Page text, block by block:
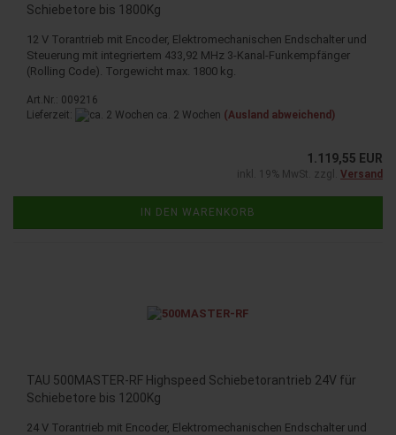
Schiebetore bis 1800Kg
12 V Torantrieb mit Encoder, Elektromechanischen Endschalter und
Steuerung mit integriertem 433,92 MHz 3-Kanal-Funkempfänger
(Rolling Code). Torgewicht max. 1800 kg.
Art.Nr.: 009216
Lieferzeit:
ca. 2 Wochen (Ausland abweichend)
1.119,55 EUR
inkl. 19% MwSt. zzgl. Versand
IN DEN WARENKORB
TAU 500MASTER-RF Highspeed Schiebetorantrieb 24V für
Schiebetore bis 1200Kg
24 V Torantrieb mit Encoder, Elektromechanischen Endschalter und